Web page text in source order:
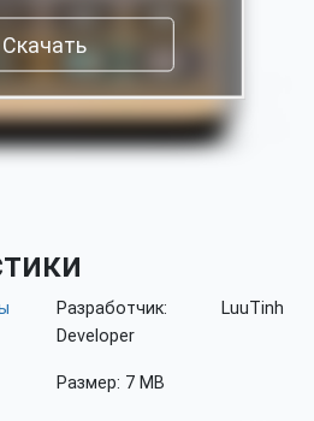
Скачать
Разработчик: LuuTinh
Developer
Размер: 7 MB